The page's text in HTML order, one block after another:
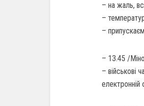
– на жаль,
–
–
– 13.45 /
– військові
електронній